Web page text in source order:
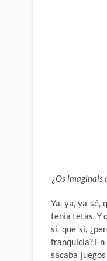
¿Os imaginais
Ya, ya, ya sé,
tenía tetas. Y
sí, que sí,
franquicia?
sacaba